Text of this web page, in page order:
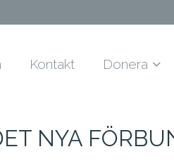
Kontakt Donera
NYA